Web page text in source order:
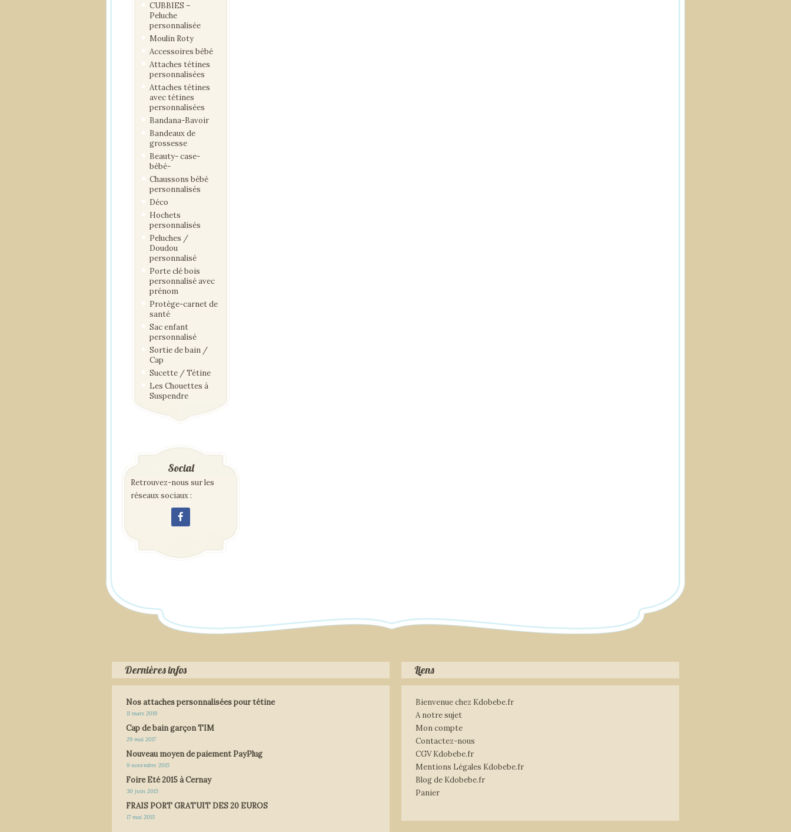
CUBBIES –
Peluche
personnalisée
Moulin Roty
Accessoires bébé
Attaches tétines
personnalisées
Attaches tétines
avec tétines
personnalisées
Bandana-Bavoir
Bandeaux de
grossesse
Beauty- case-
bébé-
Chaussons bébé
personnalisés
Déco
Hochets
personnalisés
Peluches /
Doudou
personnalisé
Porte clé bois
personnalisé avec
prénom
Protège-carnet de
santé
Sac enfant
personnalisé
Sortie de bain /
Cap
Sucette / Tétine
Les Chouettes à
Suspendre
Social
Retrouvez-nous sur les
réseaux sociaux :
Dernières infos
Nos attaches personnalisées pour tétine
11 mars 2019
Cap de bain garçon TIM
29 mai 2017
Nouveau moyen de paiement PayPlug
9 novembre 2015
Foire Eté 2015 à Cernay
30 juin 2015
FRAIS PORT GRATUIT DES 20 EUROS
17 mai 2015
Liens
Bienvenue chez Kdobebe.fr
A notre sujet
Mon compte
Contactez-nous
CGV Kdobebe.fr
Mentions Légales Kdobebe.fr
Blog de Kdobebe.fr
Panier